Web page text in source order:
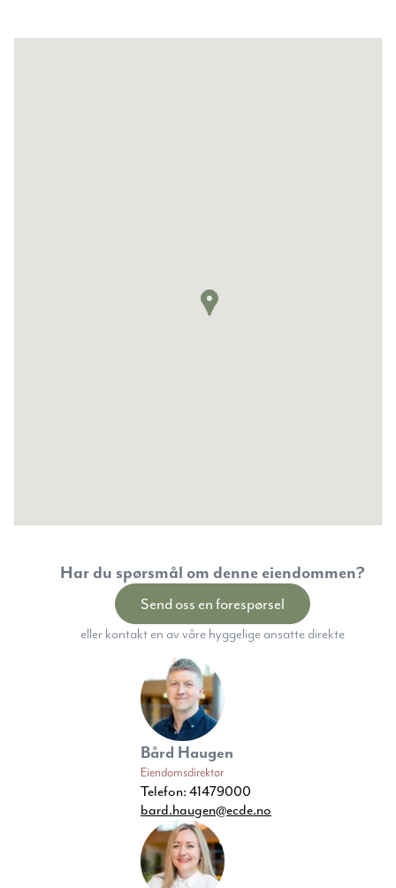
Har du spørsmål om denne eiendommen?
Send oss en forespørsel
eller kontakt en av våre hyggelige ansatte direkte
Bård Haugen
Eiendomsdirektør
Telefon: 41479000
bard.haugen@ecde.no